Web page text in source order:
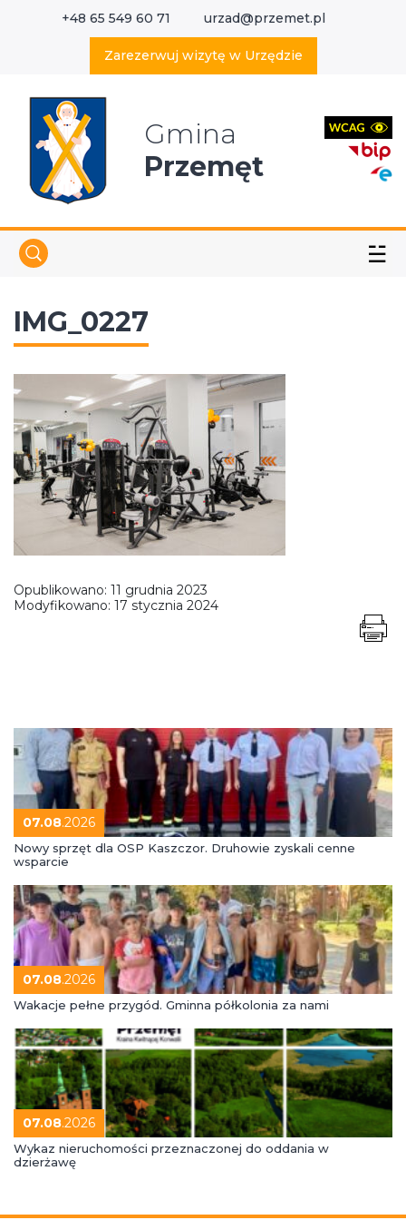
+48 65 549 60 71 urzad@przemet.pl
Zarezerwuj wizytę w Urzędzie
Gmina
Przemęt
☱
IMG_0227
Opublikowano: 11 grudnia 2023
Modyfikowano: 17 stycznia 2024
07.08.2026
Nowy sprzęt dla OSP Kaszczor. Druhowie zyskali cenne
wsparcie
07.08.2026
Wakacje pełne przygód. Gminna półkolonia za nami
07.08.2026
Wykaz nieruchomości przeznaczonej do oddania w
dzierżawę
Wyszukaj w serwisie